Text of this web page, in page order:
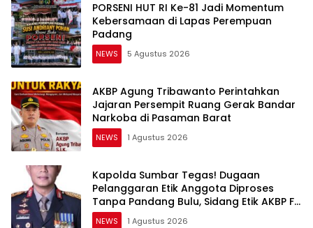
PORSENI HUT RI Ke-81 Jadi Momentum
Kebersamaan di Lapas Perempuan
Padang
NEWS 5 Agustus 2026
AKBP Agung Tribawanto Perintahkan
Jajaran Persempit Ruang Gerak Bandar
Narkoba di Pasaman Barat
NEWS 1 Agustus 2026
Kapolda Sumbar Tegas! Dugaan
Pelanggaran Etik Anggota Diproses
Tanpa Pandang Bulu, Sidang Etik AKBP F
Dipercepat
NEWS 1 Agustus 2026